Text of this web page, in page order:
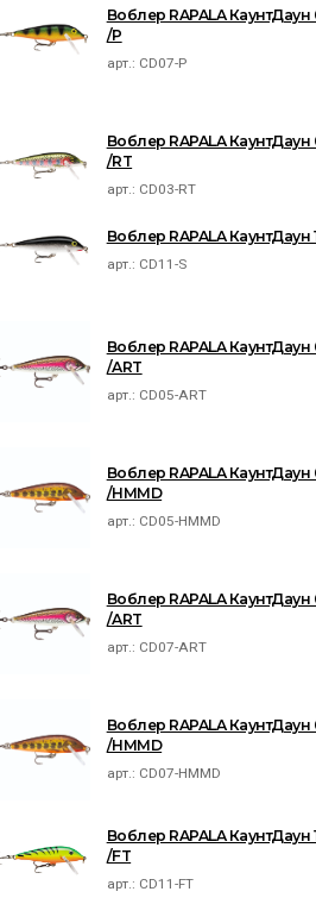
Воблер RAPALA КаунтДаун
/P
арт.: CD07-P
Воблер RAPALA КаунтДаун
/RT
арт.: CD03-RT
Воблер RAPALA КаунтДаун
арт.: CD11-S
Воблер RAPALA КаунтДаун
/ART
арт.: CD05-ART
Воблер RAPALA КаунтДаун
/HMMD
арт.: CD05-HMMD
Воблер RAPALA КаунтДаун
/ART
арт.: CD07-ART
Воблер RAPALA КаунтДаун
/HMMD
арт.: CD07-HMMD
Воблер RAPALA КаунтДаун
/FT
арт.: CD11-FT